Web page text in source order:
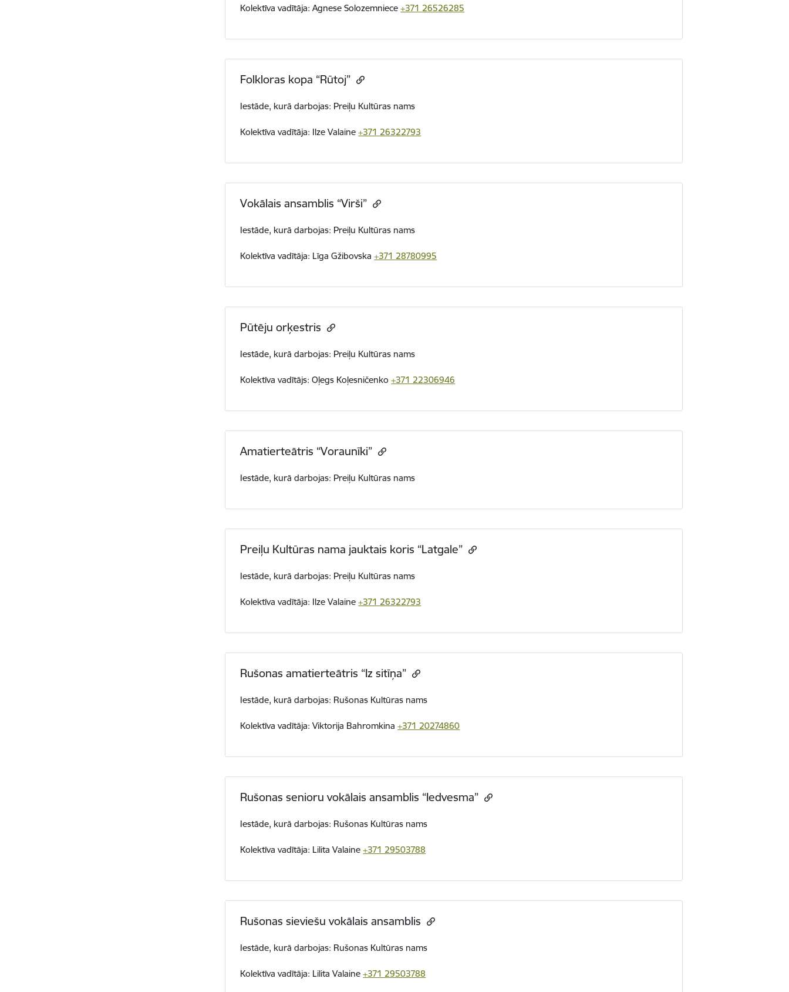
Kolektīva vadītāja:Agnese Solozemniece+371 26526285
Folkloras kopa “Rūtoj”
Iestāde, kurā darbojas: Preiļu Kultūras nams
Kolektīva vadītāja: Ilze Valaine+371 26322793
Vokālais ansamblis “Virši”
Iestāde, kurā darbojas: Preiļu Kultūras nams
Kolektīva vadītāja: Līga Gžibovska +37128780995
Pūtēju orķestris
Iestāde, kurā darbojas: Preiļu Kultūras nams
Kolektīva vadītājs: Oļegs Koļesničenko+371 22306946
Amatierteātris “Voraunīki”
Iestāde, kurā darbojas: Preiļu Kultūras nams
Preiļu Kultūras nama jauktais koris “Latgale”
Iestāde, kurā darbojas: Preiļu Kultūras nams
Kolektīva vadītāja: Ilze Valaine+371 26322793
Rušonas amatierteātris “Iz sitīņa”
Iestāde, kurā darbojas: Rušonas Kultūras nams
Kolektīva vadītāja: Viktorija Bahromkina+371 20274860
Rušonas senioru vokālais ansamblis “Iedvesma”
Iestāde, kurā darbojas: Rušonas Kultūras nams
Kolektīva vadītāja: Lilita Valaine+371 29503788
Rušonas sieviešu vokālais ansamblis
Iestāde, kurā darbojas: Rušonas Kultūras nams
Kolektīva vadītāja: Lilita Valaine+371 29503788